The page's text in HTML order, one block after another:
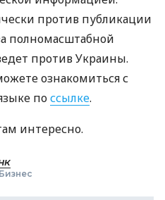
против публикации
полномасштабной
против Украины.
ознакомиться с
поссылке.
интересно.